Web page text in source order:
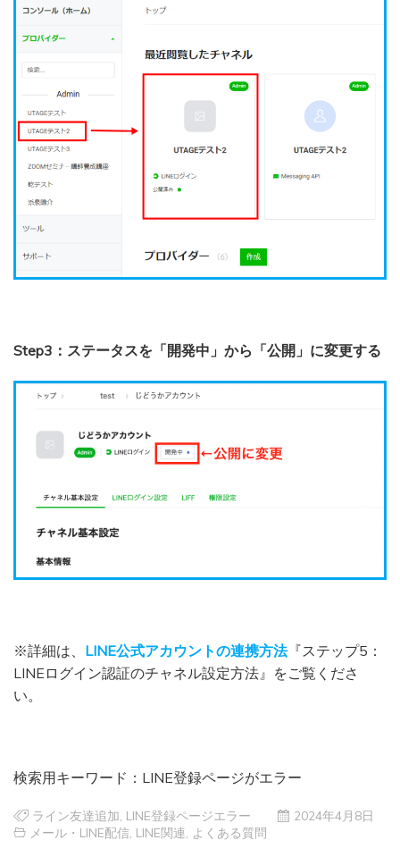
Step3：ステータスを「開発中」から「公開」に変更する
※詳細は、 LINE公式アカウントの連携方法『ステップ5：
LINEログイン認証のチャネル設定方法』をご覧くださ
い。
検索用キーワード：LINE登録ページがエラー
ライン友達追加, LINE登録ページエラー
2024年4月8日
メール・LINE配信, LINE関連, よくある質問